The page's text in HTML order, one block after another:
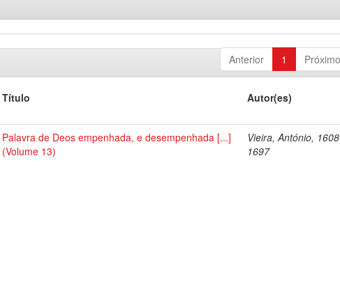
Anterior 1 Próximo
Título Autor(es)
Palavra de Deos empenhada, e desempenhada [...]
(Volume 13)
Vieira, António,
1697